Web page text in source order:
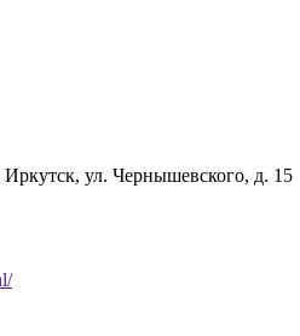
ул. Чернышевского, д. 15